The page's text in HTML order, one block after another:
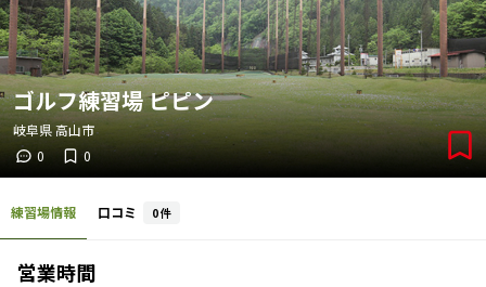
ゴルフ練習場 ピピン
岐阜県高山市
0
0
練習場情報 口コミ 0件
営業時間